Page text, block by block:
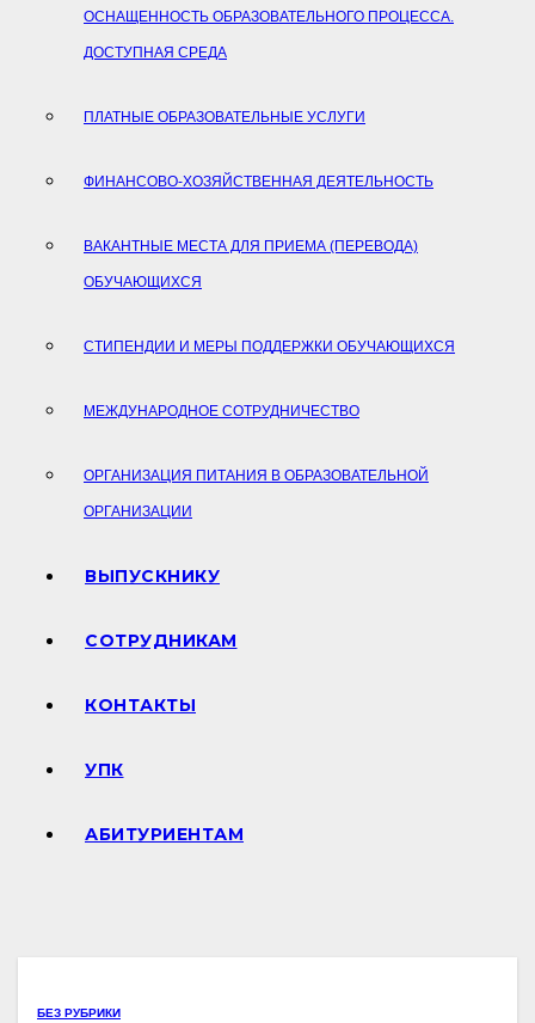
ОСНАЩЕННОСТЬ ОБРАЗОВАТЕЛЬНОГО ПРОЦЕССА.
ДОСТУПНАЯ СРЕДА
ПЛАТНЫЕ ОБРАЗОВАТЕЛЬНЫЕ УСЛУГИ
ФИНАНСОВО-ХОЗЯЙСТВЕННАЯ ДЕЯТЕЛЬНОСТЬ
ВАКАНТНЫЕ МЕСТА ДЛЯ ПРИЕМА (ПЕРЕВОДА)
ОБУЧАЮЩИХСЯ
СТИПЕНДИИ И МЕРЫ ПОДДЕРЖКИ ОБУЧАЮЩИХСЯ
МЕЖДУНАРОДНОЕ СОТРУДНИЧЕСТВО
ОРГАНИЗАЦИЯ ПИТАНИЯ В ОБРАЗОВАТЕЛЬНОЙ
ОРГАНИЗАЦИИ
ВЫПУСКНИКУ
СОТРУДНИКАМ
КОНТАКТЫ
УПК
АБИТУРИЕНТАМ
БЕЗ РУБРИКИ